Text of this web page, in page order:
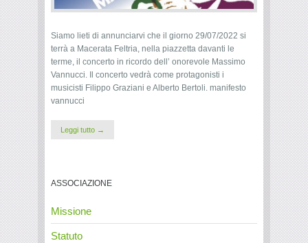
Siamo lieti di annunciarvi che il giorno 29/07/2022 si
terrà a Macerata Feltria, nella piazzetta davanti le
terme, il concerto in ricordo dell’ onorevole Massimo
Vannucci. Il concerto vedrà come protagonisti i
musicisti Filippo Graziani e Alberto Bertoli. manifesto
vannucci
Leggi tutto →
ASSOCIAZIONE
Missione
Statuto